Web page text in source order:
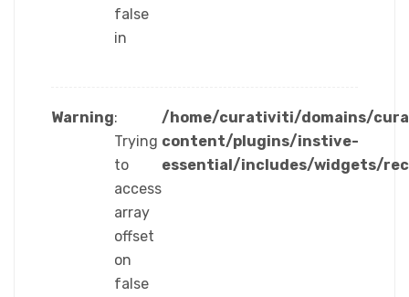
false
in
Warning:
Trying
to
access
array
offset
on
false
/home/curativiti/domains/
content/plugins/instive-
essential/includes/widgets/